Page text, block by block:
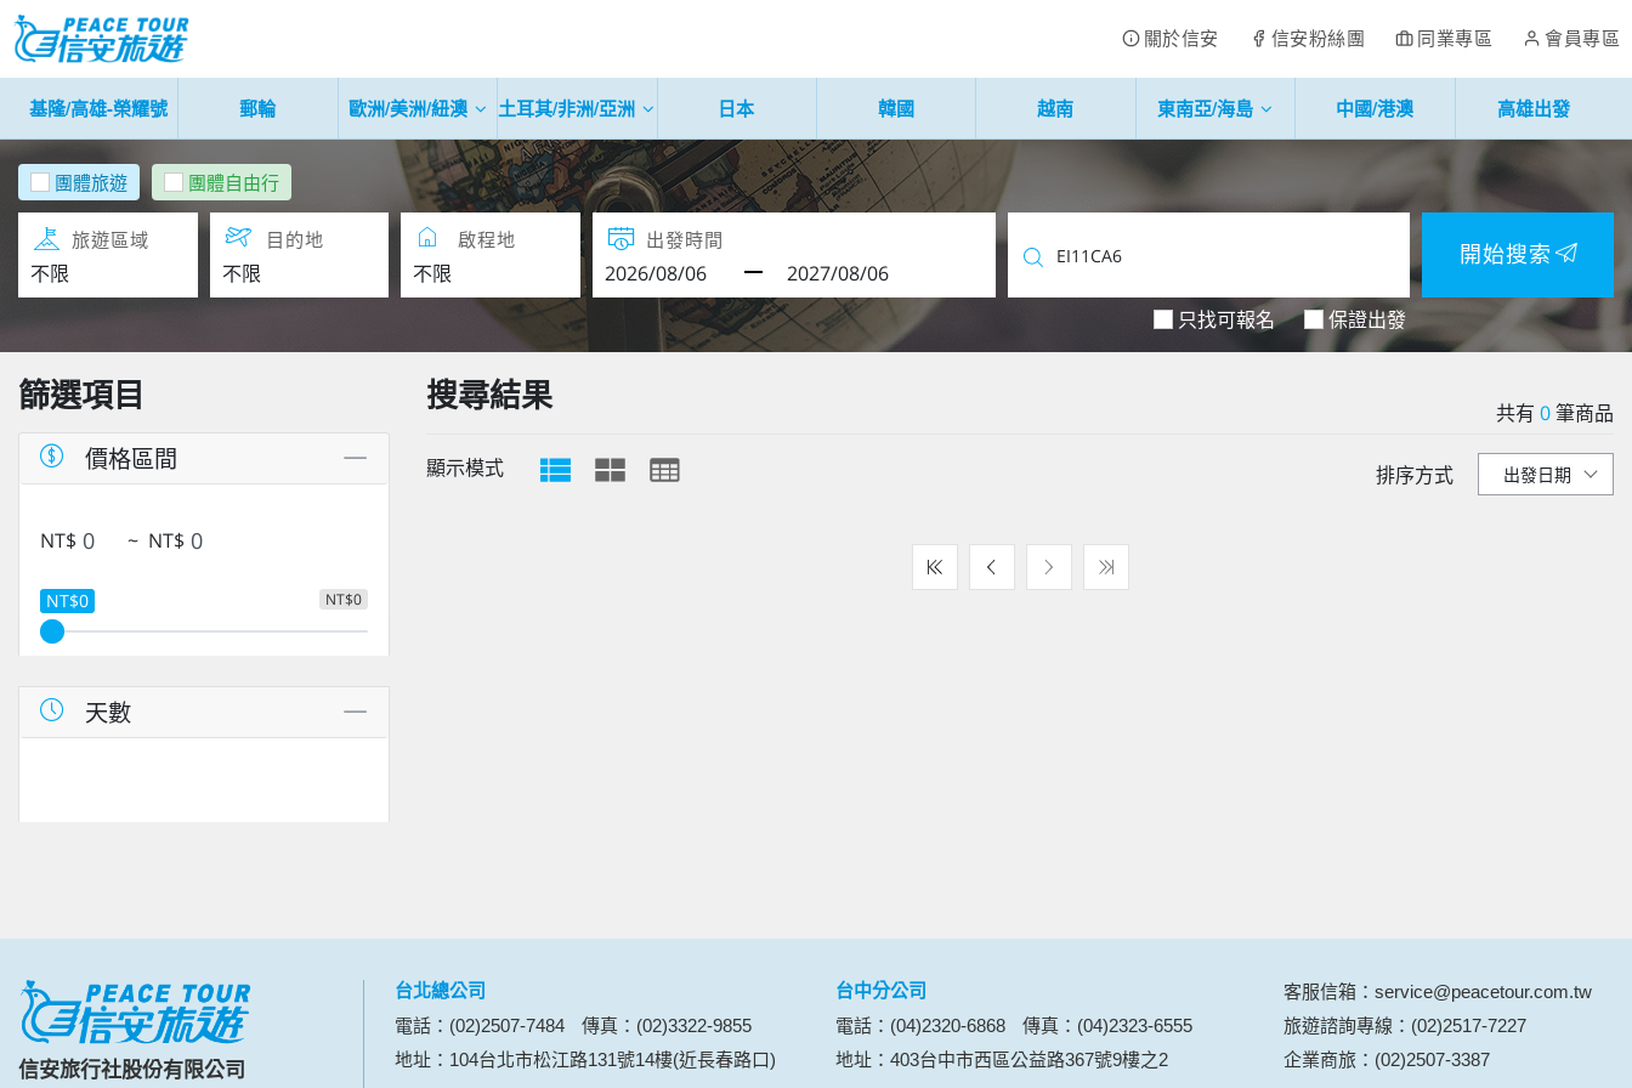
關於信安 信安粉絲團 同業專區 會員專區
基隆/高雄-榮耀號 郵輪 歐洲/美洲/紐澳 土耳其/非洲/亞洲 日本 韓國 越南 東南亞/海島 中國/港澳 高雄出發
團體旅遊 團體自由行
旅遊區域 目的地 啟程地 出發時間
只找可報名 保證出發
開始搜索
篩選項目
價格區間
NT$ ~ NT$
NT$0
NT$0
天數
搜尋結果 共有 0筆商品
顯示模式 排序方式
信安旅行社股份有限公司
台北總公司
電話：(02)2507-7484
傳真：(02)3322-9855
地址：104台北市松江路131號14樓(近長春路口)
台中分公司
電話：(04)2320-6868
傳真：(04)2323-6555
地址：403台中市西區公益路367號9樓之2
客服信箱：service@peacetour.com.tw
旅遊諮詢專線：(02)2517-7227
企業商旅：(02)2507-3387